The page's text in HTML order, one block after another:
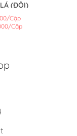
(ĐÔI)
Cặp
Cặp